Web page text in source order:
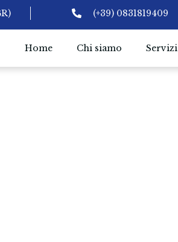
(+39) 0831819409
Home Chi siamo Servizi